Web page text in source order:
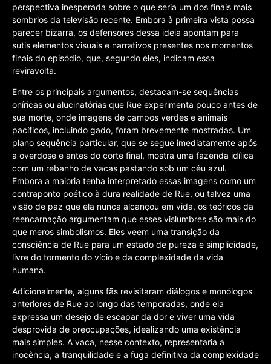
perspectiva inesperada sobre o que seria um dos finais mais
sombrios da televisão recente. Embora à primeira vista possa
parecer bizarra, os defensores dessa ideia apontam para
sutis elementos visuais e narrativos presentes nos momentos
finais do episódio, que, segundo eles, indicam essa
reviravolta.
Entre os principais argumentos, destacam-se sequências
oníricas ou alucinatórias que Rue experimenta pouco antes de
sua morte, onde imagens de campos verdes e animais
pacíficos, incluindo gado, foram brevemente mostradas. Um
plano sequência particular, que se segue imediatamente após
a overdose e antes do corte final, mostra uma fazenda idílica
com um rebanho de vacas pastando sob um céu azul.
Embora a maioria tenha interpretado essas imagens como um
contraponto poético à dura realidade de Rue, ou talvez uma
visão de paz que ela nunca alcançou em vida, os teóricos da
reencarnação argumentam que esses vislumbres são mais do
que meros simbolismos. Eles veem uma transição da
consciência de Rue para um estado de pureza e simplicidade,
livre do tormento do vício e da complexidade da vida
humana.
Adicionalmente, alguns fãs revisitaram diálogos e monólogos
anteriores de Rue ao longo das temporadas, onde ela
expressa um desejo de escapar da dor e viver uma vida
desprovida de preocupações, idealizando uma existência
mais simples. A vaca, nesse contexto, representaria a
inocência, a tranquilidade e a fuga definitiva da complexidade